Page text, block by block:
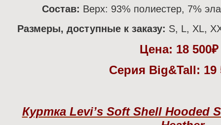
Состав: Верх: 93% полиестер, 7%
Размеры, доступные к заказу: S, L, XL,
Цена: 18
Серия Big&Tall: 19
Куртка Levi’s Soft Shell Hooded